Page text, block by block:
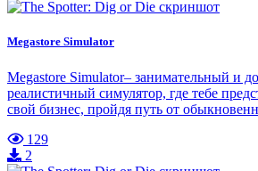
Megastore Simulator
Megastore Simulator– занимательный и
реалистичный симулятор, где тебе
свой бизнес, пройдя путь от
129
2